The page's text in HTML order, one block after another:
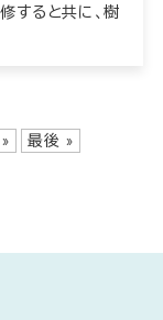
すると共に、樹
» 最後 »